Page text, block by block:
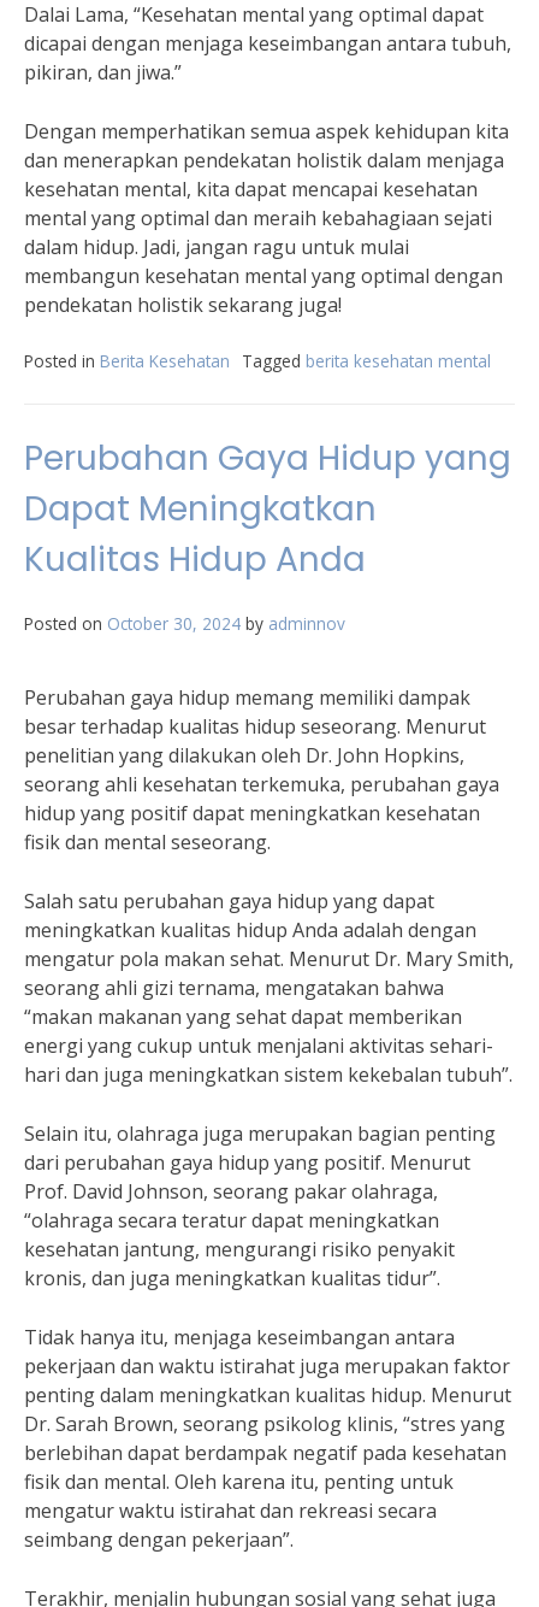
Dalai Lama, “Kesehatan mental yang optimal dapat
dicapai dengan menjaga keseimbangan antara tubuh,
pikiran, dan jiwa.”
Dengan memperhatikan semua aspek kehidupan kita
dan menerapkan pendekatan holistik dalam menjaga
kesehatan mental, kita dapat mencapai kesehatan
mental yang optimal dan meraih kebahagiaan sejati
dalam hidup. Jadi, jangan ragu untuk mulai
membangun kesehatan mental yang optimal dengan
pendekatan holistik sekarang juga!
Posted in Berita Kesehatan Tagged berita kesehatan mental
Perubahan Gaya Hidup yang
Dapat Meningkatkan
Kualitas Hidup Anda
Posted on October 30, 2024 by adminnov
Perubahan gaya hidup memang memiliki dampak
besar terhadap kualitas hidup seseorang. Menurut
penelitian yang dilakukan oleh Dr. John Hopkins,
seorang ahli kesehatan terkemuka, perubahan gaya
hidup yang positif dapat meningkatkan kesehatan
fisik dan mental seseorang.
Salah satu perubahan gaya hidup yang dapat
meningkatkan kualitas hidup Anda adalah dengan
mengatur pola makan sehat. Menurut Dr. Mary Smith,
seorang ahli gizi ternama, mengatakan bahwa
“makan makanan yang sehat dapat memberikan
energi yang cukup untuk menjalani aktivitas sehari-
hari dan juga meningkatkan sistem kekebalan tubuh”.
Selain itu, olahraga juga merupakan bagian penting
dari perubahan gaya hidup yang positif. Menurut
Prof. David Johnson, seorang pakar olahraga,
“olahraga secara teratur dapat meningkatkan
kesehatan jantung, mengurangi risiko penyakit
kronis, dan juga meningkatkan kualitas tidur”.
Tidak hanya itu, menjaga keseimbangan antara
pekerjaan dan waktu istirahat juga merupakan faktor
penting dalam meningkatkan kualitas hidup. Menurut
Dr. Sarah Brown, seorang psikolog klinis, “stres yang
berlebihan dapat berdampak negatif pada kesehatan
fisik dan mental. Oleh karena itu, penting untuk
mengatur waktu istirahat dan rekreasi secara
seimbang dengan pekerjaan”.
Terakhir, menjalin hubungan sosial yang sehat juga